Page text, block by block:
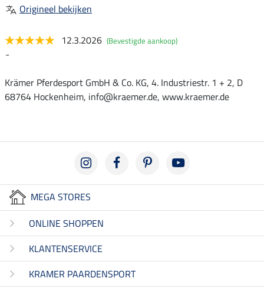
Origineel bekijken
12.3.2026 (Bevestigde aankoop)
-
Krämer Pferdesport GmbH & Co. KG, 4. Industriestr. 1 + 2, D
68764 Hockenheim, info@kraemer.de, www.kraemer.de
MEGA STORES
ONLINE SHOPPEN
KLANTENSERVICE
KRAMER PAARDENSPORT